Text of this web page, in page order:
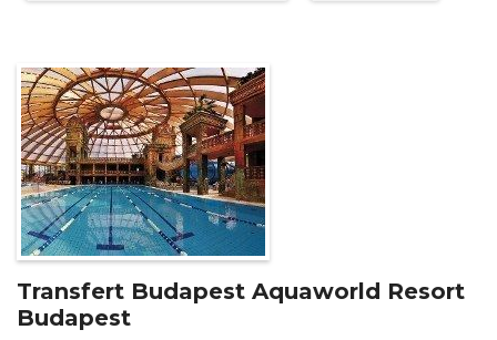
Transfert Budapest Aquaworld Resort
Budapest